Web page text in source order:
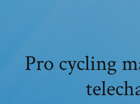
Pro cycling